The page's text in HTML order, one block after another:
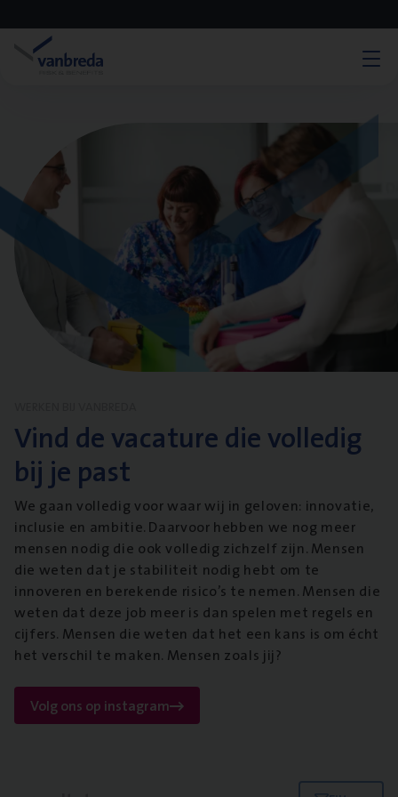
Vind de vacature die volledig
bij je past
We gaan volledig voor waar wij in geloven: innovatie,
inclusie en ambitie. Daarvoor hebben we nog meer
mensen nodig die ook volledig zichzelf zijn. Mensen
die weten dat je stabiliteit nodig hebt om te
innoveren en berekende risico’s te nemen. Mensen die
weten dat deze job meer is dan spelen met regels en
cijfers. Mensen die weten dat het een kans is om écht
het verschil te maken. Mensen zoals jij?
Volg ons op instagram